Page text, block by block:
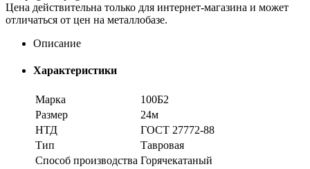
Цена действительна только для интернет-магазина и может
отличаться от цен на металлобазе.
Описание
Характеристики
Марка
100Б2
Размер
24м
НТД
ГОСТ 27772-88
Тип
Тавровая
Способ производства Горячекатаный